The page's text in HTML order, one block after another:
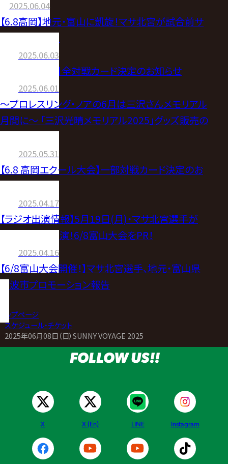
2025.06.04
【6.8高岡】地元・富山に凱旋！マサ北宮が試合前サ
2025.06.03
【6.8富山大会】全対戦カード決定のお知らせ
2025.06.01
～プロレスリング・ノアの6月は三沢さんメモリアル
月間に～ 「三沢光晴メモリアル2025」グッズ販売の
2025.05.31
【6.8 高岡エクール大会】一部対戦カード決定のお
2025.04.17
【ラジオ出演情報】5月19日(月)・マサ北宮選手が
FMとやまに出演！6/8富山大会をPR！
2025.04.16
【6/8富山大会開催！】マサ北宮選手、地元・富山県
砺波市プロモーション報告
トップページ
>スケジュール・チケット
2025年06月08日（日）SUNNY VOYAGE 2025
FOLLOW US!!
X X (En) LINE Instagram